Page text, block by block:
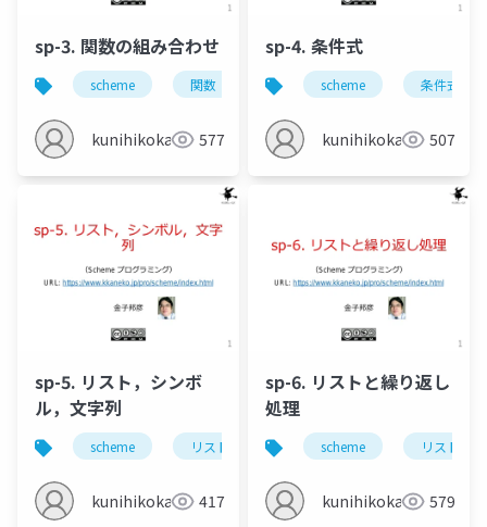
sp-3. 関数の組み合わせ
scheme 関数 関数の組み合わせ
kunihikokaneko577
sp-4. 条件式
scheme 条件式
kunihikokaneko507
sp-5. リスト，シンボ
ル，文字列
scheme リスト シンボル first
kunihikokaneko417
sp-6. リストと繰り返し
処理
scheme リスト
kunihikokaneko579